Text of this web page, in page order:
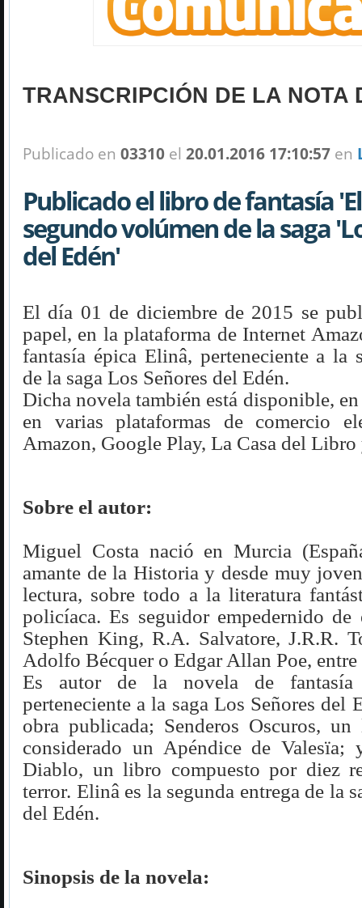
TRANSCRIPCIÓN DE LA NOTA
Publicado en 03310 el 20.01.2016 17:10:57 en
Publicado el libro de fantasía
segundo volúmen de la saga
del Edén'
El día 01 de diciembre de 2015 se
papel, en la plataforma de Internet
fantasía épica Elinâ, perteneciente a la
de la saga Los Señores del Edén.
Dicha novela también está disponible,
en varias plataformas de comercio
Amazon, Google Play, La Casa del
Sobre el autor:
Miguel Costa nació en Murcia
amante de la Historia y desde muy
lectura, sobre todo a la literatura
policíaca. Es seguidor empedernido de
Stephen King, R.A. Salvatore, J.R.R.
Adolfo Bécquer o Edgar Allan Poe, entre
Es autor de la novela de fantasía
perteneciente a la saga Los Señores del
obra publicada; Senderos Oscuros,
considerado un Apéndice de Valesïa;
Diablo, un libro compuesto por diez
terror. Elinâ es la segunda entrega de la
del Edén.
Sinopsis de la novela: